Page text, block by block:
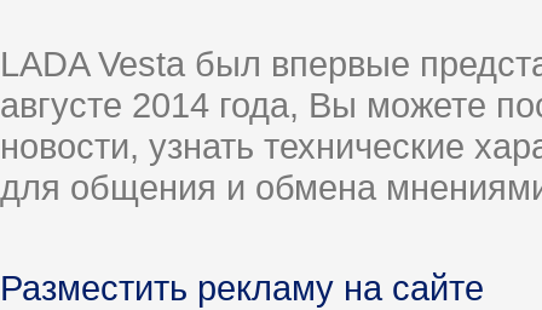
LADA Vesta был впервые
августе 2014 года, Вы можете
новости, узнать технические
для общения и обмена
Разместить рекламу на сайте